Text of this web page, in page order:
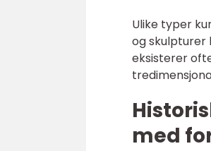
Ulike typer
og
eksisterer
med